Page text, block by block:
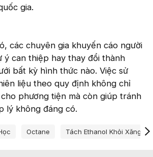
gia.
các chuyên gia khuyến cáo người
ý can thiệp hay thay đổi thành
bất kỳ hình thức nào. Việc sử
liệu theo quy định không chỉ
phương tiện mà còn giúp tránh
lý không đáng có.
Octane Tách Ethanol Khỏi Xăng E10